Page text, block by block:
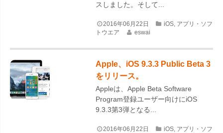
スしました。そして...
2016年06月22日 iOS, アプリ・ソフ
トウエア
eswai
Apple、iOS 9.3.3 Public Beta 3
をリリース。
Appleは、Apple Beta Software
Program登録ユーザー向けにiOS
9.3.3第3弾となる...
2016年06月22日 iOS, アプリ・ソフ